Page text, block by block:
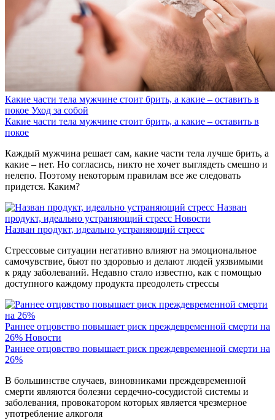
Какие части тела мужчине стоит брить, а какие – оставить в
покое Уход за собой
Какие части тела мужчине стоит брить, а какие – оставить в
покое
Каждый мужчина решает сам, какие части тела лучше брить, а
какие – нет. Но согласись, никто не хочет выглядеть смешно и
нелепо. Поэтому некоторым правилам все же следовать
придется. Каким?
Назван
продукт, идеально устраняющий стресс Новости
Назван продукт, идеально устраняющий стресс
Стрессовые ситуации негативно влияют на эмоциональное
самочувствие, бьют по здоровью и делают людей уязвимыми
к ряду заболеваний. Недавно стало известно, как с помощью
доступного каждому продукта преодолеть стрессы
Раннее отцовство повышает риск преждевременной смерти на
26% Новости
Раннее отцовство повышает риск преждевременной смерти на
26%
В большинстве случаев, виновниками преждевременной
смерти являются болезни сердечно-сосудистой системы и
заболевания, провокатором которых является чрезмерное
употребление алкоголя